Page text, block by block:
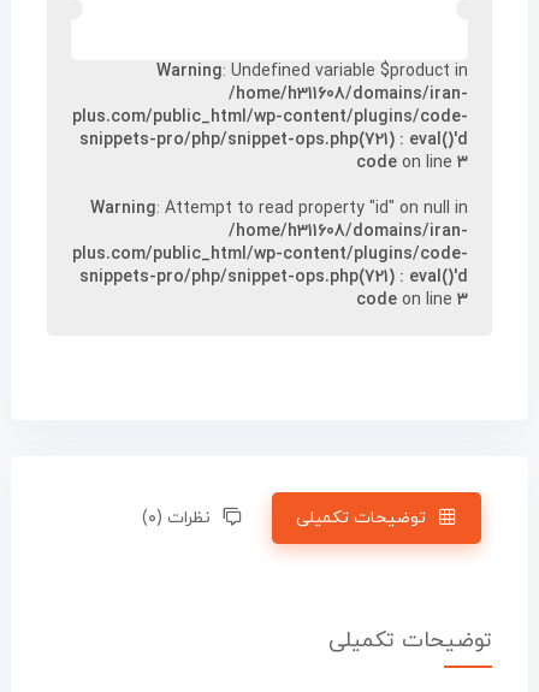
Warning: Undefined variable $product in
/home/h311608/domains/iran-
plus.com/public_html/wp-content/plugins/code-
snippets-pro/php/snippet-ops.php(721) : eval()'d
code on line۳
Warning: Attempt to read property "id" on null in
/home/h311608/domains/iran-
plus.com/public_html/wp-content/plugins/code-
snippets-pro/php/snippet-ops.php(721) : eval()'d
code on line۳
توضیحات تکمیلی نظرات (۰)
توضیحات تکمیلی